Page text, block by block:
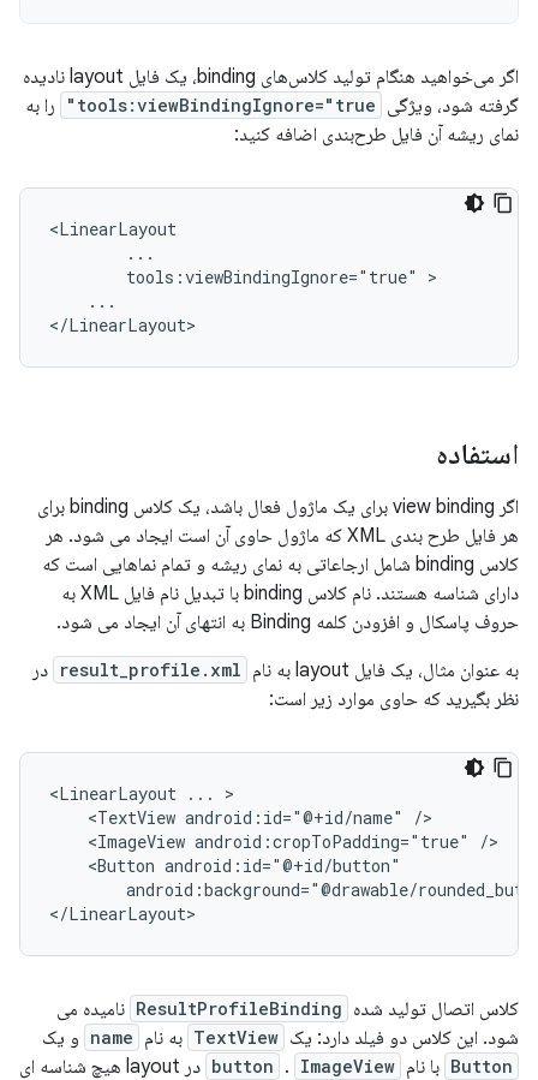
اگر می‌خواهید هنگام تولید کلاس‌های binding، یک فایل layout نادیده
گرفته شود، ویژگی tools:viewBindingIgnore="true"
را به
نمای ریشه آن فایل طرح‌بندی اضافه کنید:
tools:viewBindingIgnore="true"
...
استفاده
اگر view binding برای یک ماژول فعال باشد، یک کلاس binding برای
هر فایل طرح بندی XML که ماژول حاوی آن است ایجاد می شود. هر
کلاس binding شامل ارجاعاتی به نمای ریشه و تمام نماهایی است که
دارای شناسه هستند. نام کلاس binding با تبدیل نام فایل XML به
حروف پاسکال و افزودن کلمه Binding به انتهای آن ایجاد می شود.
به عنوان مثال، یک فایل layout به نام
result_profile.xml در
نظر بگیرید که حاوی موارد زیر است:
<LinearLayout ...
<TextView android:id="@+id/name"
<ImageView android:cropToPadding="true"
<Button
android:background="@drawable/
کلاس اتصال تولید شده ResultProfileBinding نامیده می
شود. این کلاس دو فیلد دارد: یک TextView به نام name و یک
Button با نام button . ImageView
در layout هیچ شناسه ای